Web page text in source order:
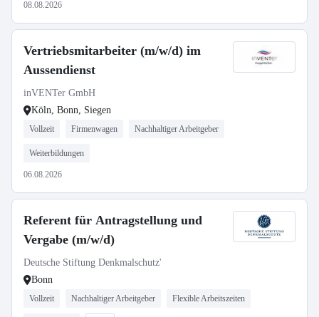
08.08.2026
Vertriebsmitarbeiter (m/w/d) im
Aussendienst
inVENTer GmbH
Köln, Bonn, Siegen
Vollzeit Firmenwagen Nachhaltiger Arbeitgeber
Weiterbildungen
06.08.2026
Referent für Antragstellung und
Vergabe (m/w/d)
Deutsche Stiftung Denkmalschutz'
Bonn
Vollzeit Nachhaltiger Arbeitgeber Flexible Arbeitszeiten